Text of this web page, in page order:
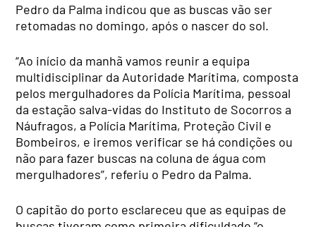
Pedro da Palma indicou que as buscas vão ser
retomadas no domingo, após o nascer do sol.
“Ao início da manhã vamos reunir a equipa
multidisciplinar da Autoridade Marítima, composta
pelos mergulhadores da Polícia Marítima, pessoal
da estação salva-vidas do Instituto de Socorros a
Náufragos, a Polícia Marítima, Proteção Civil e
Bombeiros, e iremos verificar se há condições ou
não para fazer buscas na coluna de água com
mergulhadores”, referiu o Pedro da Palma.
O capitão do porto esclareceu que as equipas de